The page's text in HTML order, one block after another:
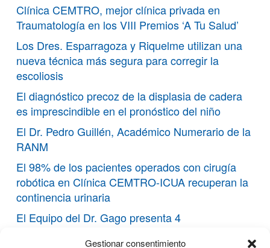
Gestionar consentimiento
Clínica CEMTRO, mejor clínica privada en
Traumatología en los VIII Premios ‘A Tu Salud’
Los Dres. Esparragoza y Riquelme utilizan una
nueva técnica más segura para corregir la
escoliosis
El diagnóstico precoz de la displasia de cadera
es imprescindible en el pronóstico del niño
El Dr. Pedro Guillén, Académico Numerario de la
RANM
El 98% de los pacientes operados con cirugía
robótica en Clínica CEMTRO-ICUA recuperan la
continencia urinaria
El Equipo del Dr. Gago presenta 4